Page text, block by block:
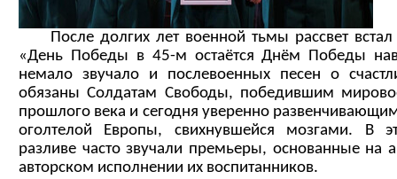
После долгих лет военной тьмы рассвет
«День Победы в 45-м остаётся Днём Победы
немало звучало и послевоенных песен о
обязаны Солдатам Свободы, победившим
прошлого века и сегодня уверенно
оголтелой Европы, свихнувшейся мозгами. В
разливе часто звучали премьеры, основанные на
авторском исполнении их воспитанников.